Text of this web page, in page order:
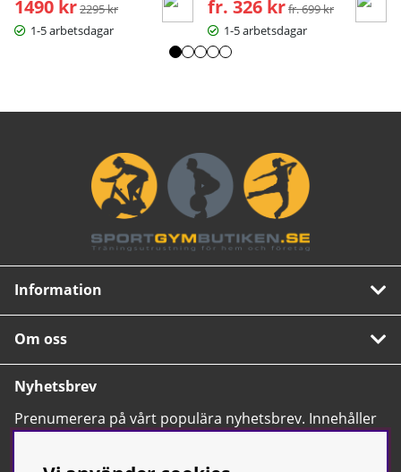
1490 kr2295 kr
1-5 arbetsdagar
fr. 326 krfr. 699 kr
1-5 arbetsdagar
Information
Om oss
Nyhetsbrev
Prenumerera på vårt populära nyhetsbrev. Innehåller
tips, nyheter och våra allra bästa erbjudanden.